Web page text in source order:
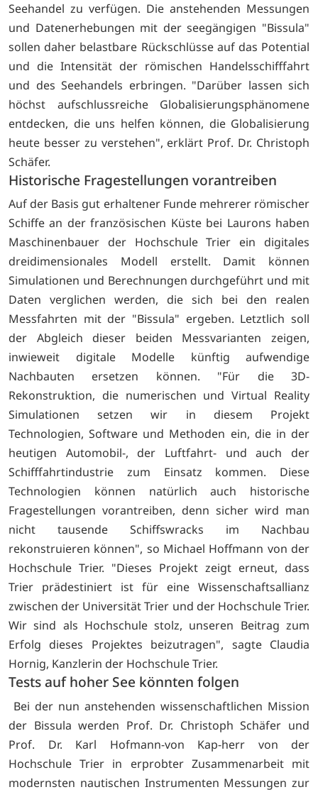
Seehandel zu verfügen. Die anstehenden Messungen
und Datenerhebungen mit der seegängigen "Bissula"
sollen daher belastbare Rückschlüsse auf das Potential
und die Intensität der römischen Handelsschifffahrt
und des Seehandels erbringen. "Darüber lassen sich
höchst aufschlussreiche Globalisierungsphänomene
entdecken, die uns helfen können, die Globalisierung
heute besser zu verstehen", erklärt Prof. Dr. Christoph
Schäfer.
Historische Fragestellungen vorantreiben
Auf der Basis gut erhaltener Funde mehrerer römischer
Schiffe an der französischen Küste bei Laurons haben
Maschinenbauer der Hochschule Trier ein digitales
dreidimensionales Modell erstellt. Damit können
Simulationen und Berechnungen durchgeführt und mit
Daten verglichen werden, die sich bei den realen
Messfahrten mit der "Bissula" ergeben. Letztlich soll
der Abgleich dieser beiden Messvarianten zeigen,
inwieweit digitale Modelle künftig aufwendige
Nachbauten ersetzen können. "Für die 3D-
Rekonstruktion, die numerischen und Virtual Reality
Simulationen setzen wir in diesem Projekt
Technologien, Software und Methoden ein, die in der
heutigen Automobil-, der Luftfahrt- und auch der
Schifffahrtindustrie zum Einsatz kommen. Diese
Technologien können natürlich auch historische
Fragestellungen vorantreiben, denn sicher wird man
nicht tausende Schiffswracks im Nachbau
rekonstruieren können", so Michael Hoffmann von der
Hochschule Trier. "Dieses Projekt zeigt erneut, dass
Trier prädestiniert ist für eine Wissenschaftsallianz
zwischen der Universität Trier und der Hochschule Trier.
Wir sind als Hochschule stolz, unseren Beitrag zum
Erfolg dieses Projektes beizutragen", sagte Claudia
Hornig, Kanzlerin der Hochschule Trier.
Tests auf hoher See könnten folgen
Bei der nun anstehenden wissenschaftlichen Mission
der Bissula werden Prof. Dr. Christoph Schäfer und
Prof. Dr. Karl Hofmann-von Kap-herr von der
Hochschule Trier in erprobter Zusammenarbeit mit
modernsten nautischen Instrumenten Messungen zur